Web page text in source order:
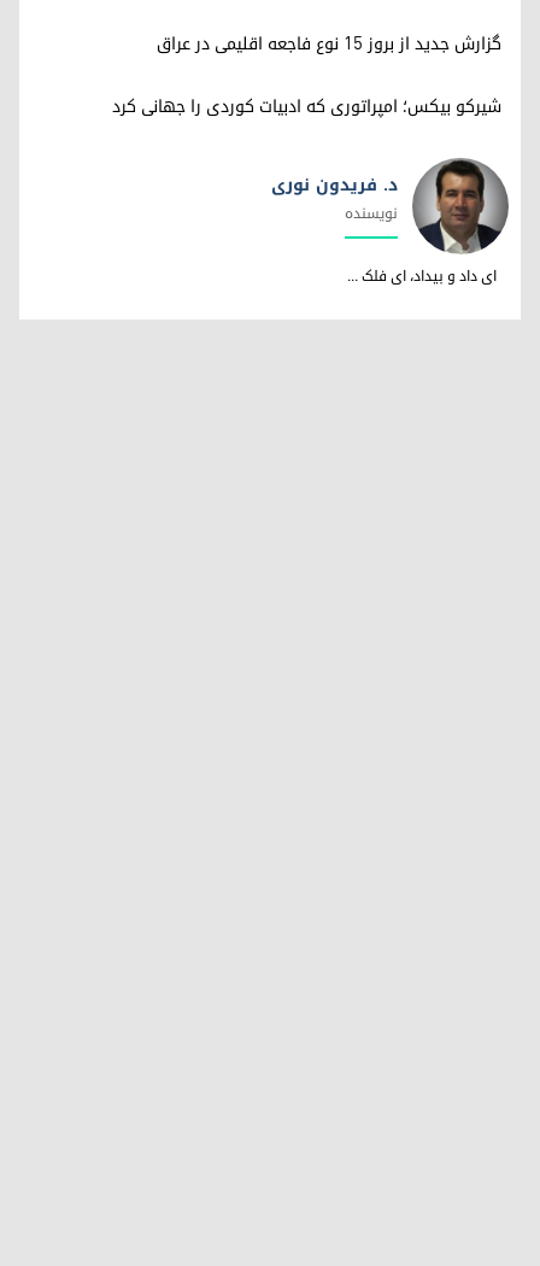
گزارش جدید از بروز ۱۵ نوع فاجعه اقلیمی در عراق
شیرکو بیکس؛ امپراتوری کە ادبیات کوردی را جهانی کرد
د. فریدون نوری
د. فریدون نوری
نویسندە
ای داد و بیداد، ای فلک ...